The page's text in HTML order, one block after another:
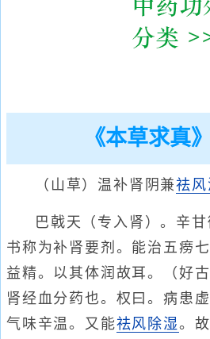
《本草求真
（山草）温补肾阴兼祛风
巴戟天（专入肾）。辛
书称为补肾要剂。能治五痨
益精。以其体润故耳。（好
肾经血分药也。权曰。病患
气味辛温。又能祛风除湿。